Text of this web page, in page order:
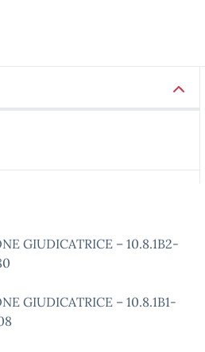
GIUDICATRICE – 10.8.1B2-
GIUDICATRICE – 10.8.1B1-